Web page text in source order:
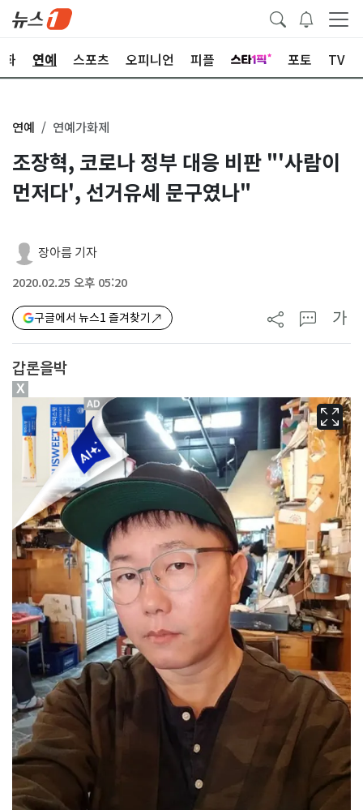
화 연예 스포츠 오피니언 피플 포토 TV
연예 연예가화제
조장혁, 코로나 정부 대응 비판 "'사람이
먼저다', 선거유세 문구였나"
장아름 기자
2020.02.25 오후 05:20
구글에서 뉴스1 즐겨찾기 가
갑론을박
X